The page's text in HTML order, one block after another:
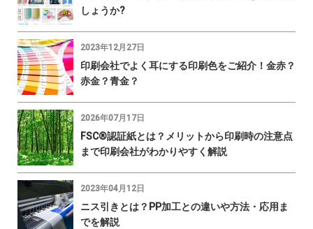
しょうか?
2023年12月27日
印刷会社でよく耳にする印刷色をご紹介！金赤？
赤金？青金？
2026年07月17日
FSC®認証紙とは？メリットから印刷時の注意点
まで印刷会社がわかりやすく解説
2023年04月12日
ニス引きとは？PP加工との違いや方法・応用ま
でを解説